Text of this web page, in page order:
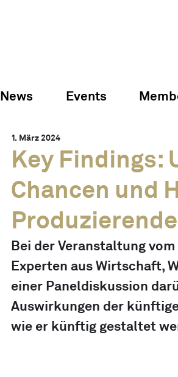
News Events
Key Findings:
Chancen und
1. März 2024
Bei der Veranstaltung
Experten aus Wirtschaft,
einer Paneldiskussion
Auswirkungen der
wie er künftig gestaltet